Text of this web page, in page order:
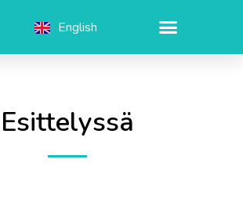
English
Esittelyssä